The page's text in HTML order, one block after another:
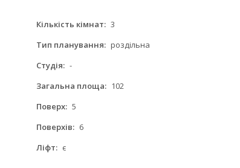
Кількість кімнат: 3
Тип планування: роздільна
Студія: -
Загальна площа: 102
Поверх: 5
Поверхів: 6
Ліфт: є